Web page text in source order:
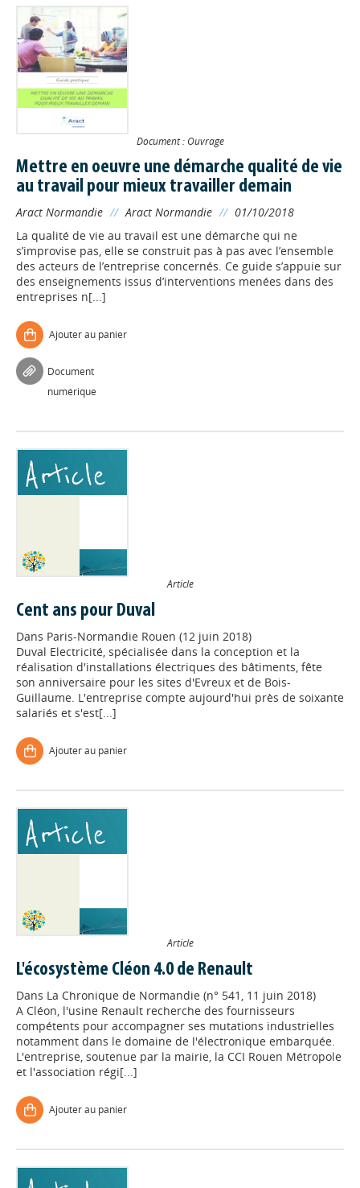
Document : Ouvrage
Mettre en oeuvre une démarche qualité de vie
au travail pour mieux travailler demain
Aract Normandie // Aract Normandie // 01/10/2018
La qualité de vie au travail est une démarche qui ne
s’improvise pas, elle se construit pas à pas avec l’ensemble
des acteurs de l’entreprise concernés. Ce guide s’appuie sur
des enseignements issus d’interventions menées dans des
entreprises n[...]
Ajouter au panier
Document
numérique
Article
Cent ans pour Duval
Dans Paris-Normandie Rouen (12 juin 2018)
Duval Electricité, spécialisée dans la conception et la
réalisation d'installations électriques des bâtiments, fête
son anniversaire pour les sites d'Evreux et de Bois-
Guillaume. L'entreprise compte aujourd'hui près de soixante
salariés et s'est[...]
Ajouter au panier
Article
L'écosystème Cléon 4.0 de Renault
Dans La Chronique de Normandie (n° 541, 11 juin 2018)
A Cléon, l'usine Renault recherche des fournisseurs
compétents pour accompagner ses mutations industrielles
notamment dans le domaine de l'électronique embarquée.
L'entreprise, soutenue par la mairie, la CCI Rouen Métropole
et l'association régi[...]
Ajouter au panier